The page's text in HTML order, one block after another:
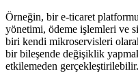
Örneğin, bir e-ticaret
yönetimi, ödeme işlemleri ve
biri kendi mikroservisleri
bir bileşende değişiklik
etkilemeden gerçekleştirilebilir.